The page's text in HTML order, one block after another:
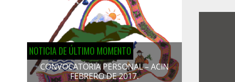
NOTICIA DE ÚLTIMO MOMENTO
CONVOCATORIA PERSONAL – ACIN
FEBRERO DE 2017.